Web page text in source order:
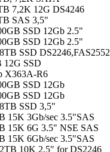
7,2K 12G DS4246
SAS 3,5"
SSD 12Gb 2.5"
SSD 12Gb 2.5"
SSD DS2246,FAS2552
12G SSD
X363A-R6
SSD 12Gb
SSD 12Gb
SSD 3,5"
15K 3Gb/sec 3.5"SAS
15K 6G 3.5" NSE SAS
15K 6Gb/sec 3.5"SAS
10K 2.5" for DS2246